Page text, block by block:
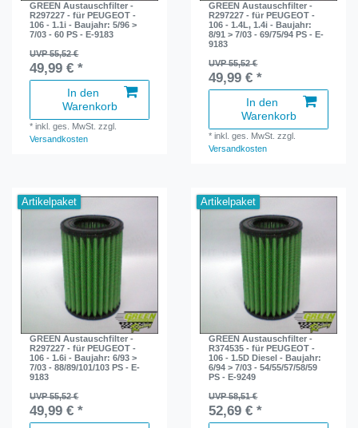
GREEN Austauschfilter -
R297227 - für PEUGEOT -
106 - 1.1i - Baujahr: 5/96 >
7/03 - 60 PS - E-9183
UVP 55,52 €
49,99 € *
In den
Warenkorb
*inkl. ges. MwSt. zzgl.
Versandkosten
GREEN Austauschfilter -
R297227 - für PEUGEOT -
106 - 1.4L, 1.4i - Baujahr:
8/91 > 7/03 - 69/75/94 PS - E-
9183
UVP 55,52 €
49,99 € *
In den
Warenkorb
*inkl. ges. MwSt. zzgl.
Versandkosten
Artikelpaket
GREEN Austauschfilter -
R297227 - für PEUGEOT -
106 - 1.6i - Baujahr: 6/93 >
7/03 - 88/89/101/103 PS - E-
9183
UVP 55,52 €
49,99 € *
Artikelpaket
GREEN Austauschfilter -
R374535 - für PEUGEOT -
106 - 1.5D Diesel - Baujahr:
6/94 > 7/03 - 54/55/57/58/59
PS - E-9249
UVP 58,51 €
52,69 € *